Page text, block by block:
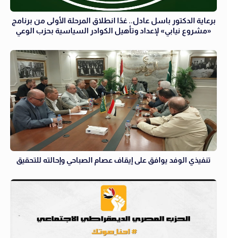
برعاية الدكتور باسل عادل.. غدًا انطلاق المرحلة الأولى من برنامج
«مشروع نيابي» لإعداد وتأهيل الكوادر السياسية بحزب الوعي
تنفيذي الوفد يوافق على إيقاف عصام الصباحي وإحالته للتحقيق